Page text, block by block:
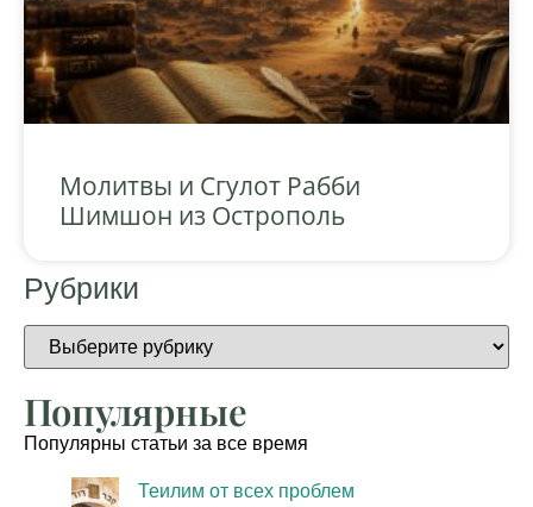
Молитвы и Сгулот Рабби
Шимшон из Острополь
Рубрики
Популярные
Популярны статьи за все время
Теилим от всех проблем